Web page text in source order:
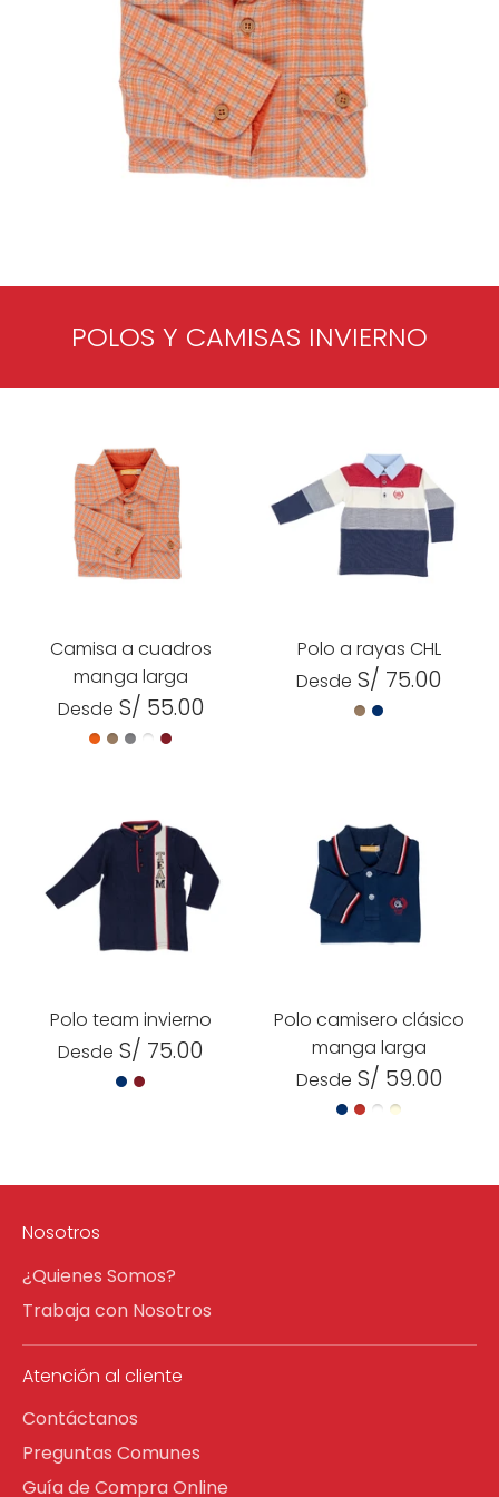
POLOS Y CAMISAS INVIERNO
Camisa a cuadros
manga larga
Desde S/ 55.00
Polo a rayas CHL
Desde S/ 75.00
Polo team invierno
Desde S/ 75.00
Polo camisero clásico
manga larga
Desde S/ 59.00
Nosotros
¿Quienes Somos?
Trabaja con Nosotros
Atención al cliente
Contáctanos
Preguntas Comunes
Guía de Compra Online